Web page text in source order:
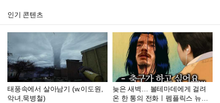
인기 콘텐츠
태풍속에서 살아남기 (w.이도원,
악녀,묵병철)
늦은 새벽… 볼테마데에게 걸려
온 한 통의 전화ㅣ펨플릭스 뉴캐